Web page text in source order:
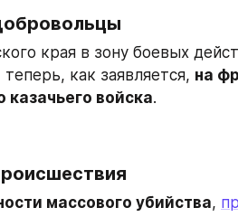
края в зону боевых
теперь, как заявляется, на
казачьего войска.
массового убийства,